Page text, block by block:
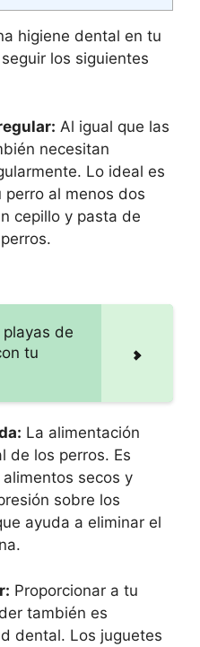
higiene dental en tu
los siguientes
Al igual que las
necesitan
Lo ideal es
al menos dos
cepillo y pasta de
de
tu
La alimentación
de los perros. Es
secos y
sobre los
ayuda a eliminar el
Proporcionar a tu
también es
dental. Los juguetes